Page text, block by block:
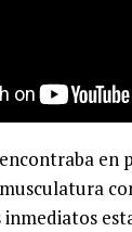
en
inmediatos